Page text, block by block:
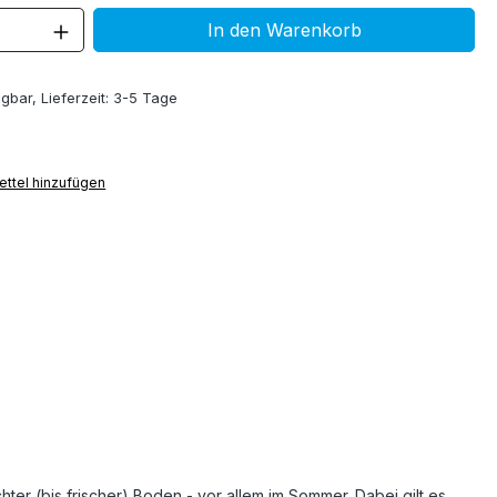
Lieferzeit: 3-5 Tage
Anzahl: Gib den gewünschten Wert
In den Warenkorb
hinzufügen